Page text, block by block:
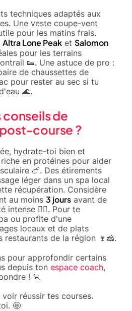
techniques adaptés aux
Une veste coupe-vent
pour les matins frais.
Altra Lone Peak et Salomon
pour les terrains
👟. Une astuce de pro :
de chaussettes de
pour rester au sec si tu
🌊.
conseils de
course ?
hydrate-toi bien et
en protéines pour aider
🍗. Des étirements
léger dans un spa local
récupération. Considère
au moins 3 jours avant de
intense 🧘‍♂️. Pour te
ou profite d'une
locaux et de plats
restaurants de la région 🍷🧀.
pour approfondir certains
depuis ton espace coach,
! 🏃
réussir tes courses.
🤩